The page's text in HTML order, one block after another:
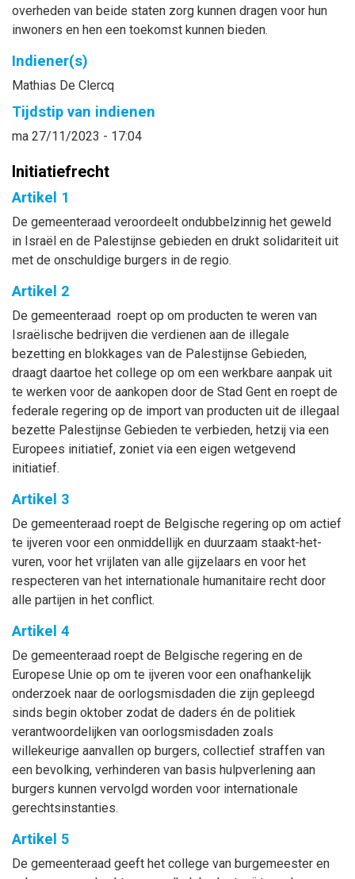
overheden van beide staten zorg kunnen dragen voor hun
inwoners en hen een toekomst kunnen bieden.
Indiener(s)
Mathias De Clercq
Tijdstip van indienen
ma 27/11/2023 - 17:04
Initiatiefrecht
Artikel 1
De gemeenteraad veroordeelt ondubbelzinnig het geweld
in Israël en de Palestijnse gebieden en drukt solidariteit uit
met de onschuldige burgers in de regio.
Artikel 2
De gemeenteraad roept op om producten te weren van
Israëlische bedrijven die verdienen aan de illegale
bezetting en blokkages van de Palestijnse Gebieden,
draagt daartoe het college op om een werkbare aanpak uit
te werken voor de aankopen door de Stad Gent en roept de
federale regering op de import van producten uit de illegaal
bezette Palestijnse Gebieden te verbieden, hetzij via een
Europees initiatief, zoniet via een eigen wetgevend
initiatief.
Artikel 3
De gemeenteraad roept de Belgische regering op om actief
te ijveren voor een onmiddellijk en duurzaam staakt-het-
vuren, voor het vrijlaten van alle gijzelaars en voor het
respecteren van het internationale humanitaire recht door
alle partijen in het conflict.
Artikel 4
De gemeenteraad roept de Belgische regering en de
Europese Unie op om te ijveren voor een onafhankelijk
onderzoek naar de oorlogsmisdaden die zijn gepleegd
sinds begin oktober zodat de daders én de politiek
verantwoordelijken van oorlogsmisdaden zoals
willekeurige aanvallen op burgers, collectief straffen van
een bevolking, verhinderen van basis hulpverlening aan
burgers kunnen vervolgd worden voor internationale
gerechtsinstanties.
Artikel 5
De gemeenteraad geeft het college van burgemeester en